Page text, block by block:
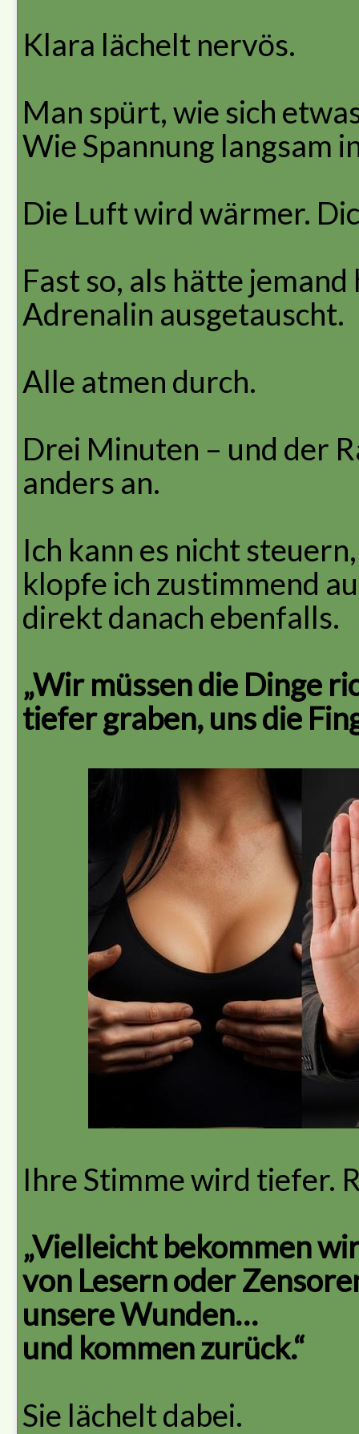
Klara lächelt nervös.
Man spürt, wie sich
Wie Spannung langsam
Die Luft wird wärmer.
Fast so, als hätte
Adrenalin ausgetauscht.
Alle atmen durch.
Drei Minuten – und der
anders an.
Ich kann es nicht
klopfe ich zustimmend
direkt danach ebenfalls.
„Wir müssen die Dinge
tiefer graben, uns die
Ihre Stimme wird tiefer.
„Vielleicht bekommen
von Lesern oder
unsere Wunden…
und kommen zurück.“
Sie lächelt dabei.